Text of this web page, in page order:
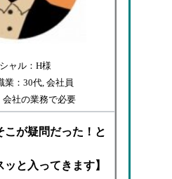
ャル：H様
業：30代, 会社員
会社の業務で必要
こが疑問だった！と
と入ってきます】